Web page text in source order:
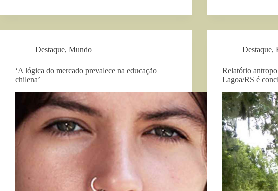
Destaque, Mundo
‘A lógica do mercado prevalece na educação
chilena’
Destaque,
Relatório
Lagoa/RS é